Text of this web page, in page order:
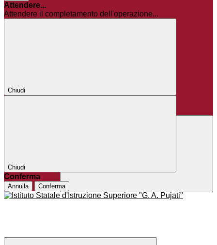
Attendere...
Attendere il completamento dell'operazione...
Chiudi
Chiudi
Conferma
Annulla Conferma